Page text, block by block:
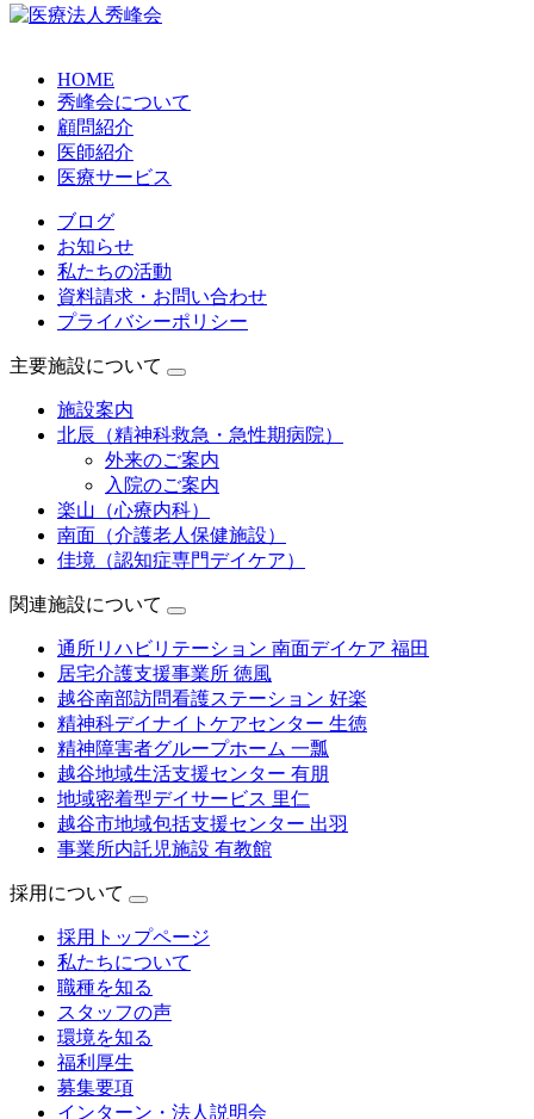
HOME
秀峰会について
顧問紹介
医師紹介
医療サービス
ブログ
お知らせ
私たちの活動
資料請求・お問い合わせ
プライバシーポリシー
主要施設について
施設案内
北辰（精神科救急・急性期病院）
外来のご案内
入院のご案内
楽山（心療内科）
南面（介護老人保健施設）
佳境（認知症専門デイケア）
関連施設について
通所リハビリテーション 南面デイケア 福田
居宅介護支援事業所 徳風
越谷南部訪問看護ステーション 好楽
精神科デイナイトケアセンター 生徳
精神障害者グループホーム 一瓢
越谷地域生活支援センター 有朋
地域密着型デイサービス 里仁
越谷市地域包括支援センター 出羽
事業所内託児施設 有教館
採用について
採用トップページ
私たちについて
職種を知る
スタッフの声
環境を知る
福利厚生
募集要項
インターン・法人説明会